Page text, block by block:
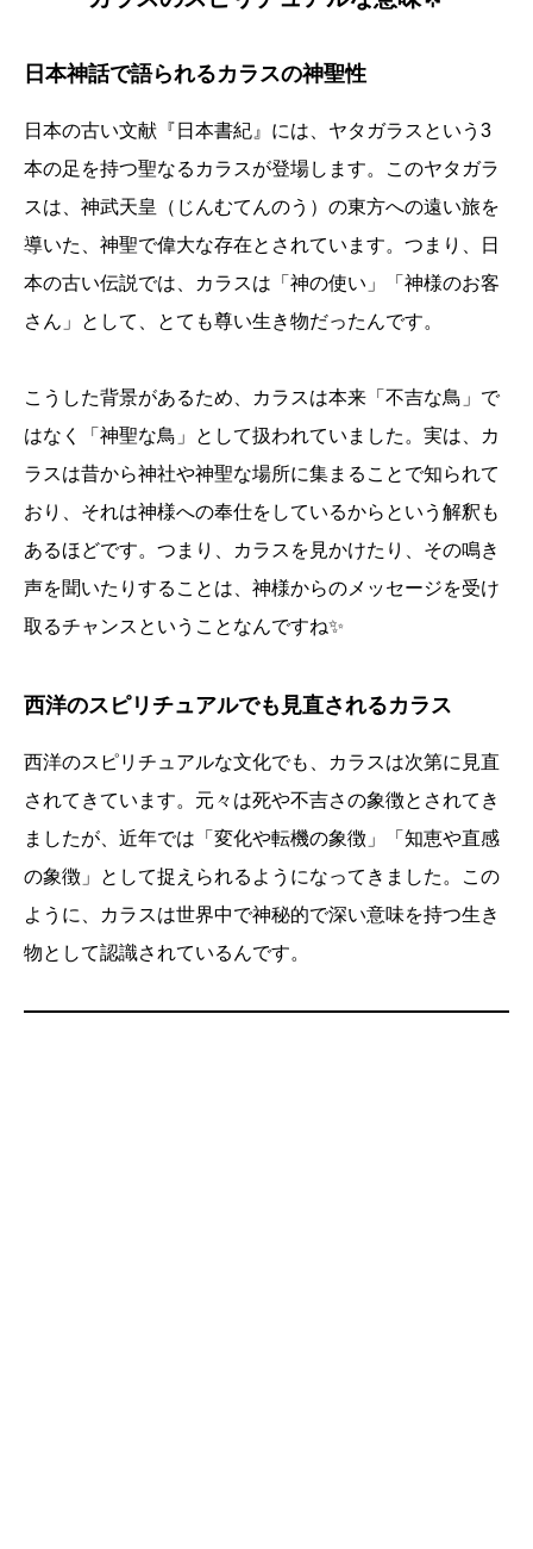
日本神話で語られるカラスの神聖性
日本の古い文献『日本書紀』には、ヤタガラスという3
本の足を持つ聖なるカラスが登場します。このヤタガラ
スは、神武天皇（じんむてんのう）の東方への遠い旅を
導いた、神聖で偉大な存在とされています。つまり、日
本の古い伝説では、カラスは「神の使い」「神様のお客
さん」として、とても尊い生き物だったんです。
こうした背景があるため、カラスは本来「不吉な鳥」で
はなく「神聖な鳥」として扱われていました。実は、カ
ラスは昔から神社や神聖な場所に集まることで知られて
おり、それは神様への奉仕をしているからという解釈も
あるほどです。つまり、カラスを見かけたり、その鳴き
声を聞いたりすることは、神様からのメッセージを受け
取るチャンスということなんですね✨
西洋のスピリチュアルでも見直されるカラス
西洋のスピリチュアルな文化でも、カラスは次第に見直
されてきています。元々は死や不吉さの象徴とされてき
ましたが、近年では「変化や転機の象徴」「知恵や直感
の象徴」として捉えられるようになってきました。この
ように、カラスは世界中で神秘的で深い意味を持つ生き
物として認識されているんです。